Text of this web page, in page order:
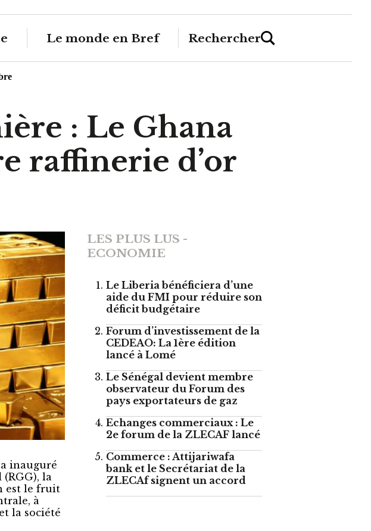
Le monde en Bref Rechercher
: Le Ghana
raffinerie d’or
inauguré
la
est le fruit
à
la société
LES PLUS LUS -
ECONOMIE
Le Liberia bénéficiera d’une
aide du FMI pour réduire son
déficit budgétaire
Forum d’investissement de la
CEDEAO: La 1ère édition
lancé à Lomé
Le Sénégal devient membre
observateur du Forum des
pays exportateurs de gaz
Echanges commerciaux : Le
2e forum de la ZLECAF lancé
Commerce : Attijariwafa
bank et le Secrétariat de la
ZLECAf signent un accord